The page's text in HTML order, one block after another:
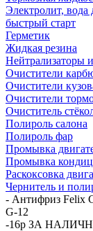
Электролит, вода
быстрый старт
Герметик
Жидкая резина
Нейтрализаторы
Очистители
Очистители
Очистители
Очиститель
Полироль салона
Полироль фар
Промывка
Промывка
Раскоксовка
Чернитель и
- Антифриз Felix
G-12
-16р ЗА